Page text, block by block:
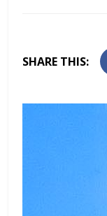
SHARE THIS: